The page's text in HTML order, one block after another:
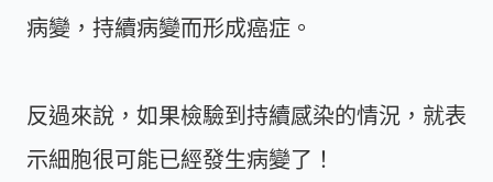
病變，持續病變而形成癌症。
反過來說，如果檢驗到持續感染的情況，就表
示細胞很可能已經發生病變了！